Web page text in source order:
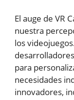
El auge de VR
nuestra
los
para
necesidades
innovadores,